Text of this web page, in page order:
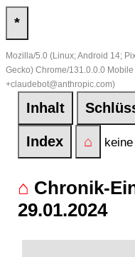
*
Mozilla/5.0 (Linux; Android 14;
Gecko) Chrome/131.0.0.0
+claudebot@anthropic.com)
Inhalt
Index ⌂
⌂ Chronik-
29.01.2024